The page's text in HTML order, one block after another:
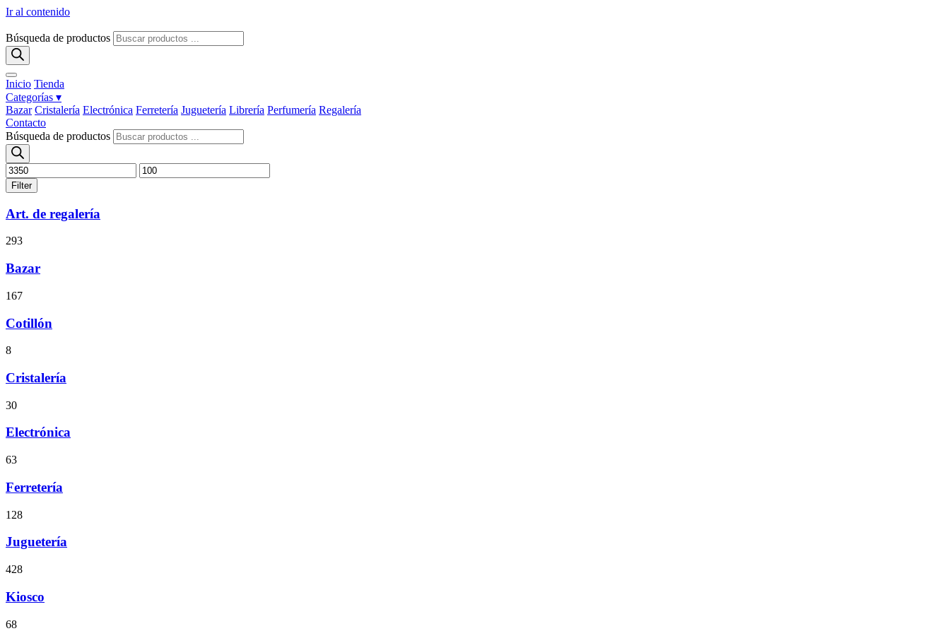
Ir al contenido
Búsqueda de productos
Inicio Tienda
Categorías ▾
Bazar Cristalería Electrónica Ferretería Juguetería Librería Perfumería Regalería
Contacto
Búsqueda de productos
Filter
Art. de regalería
293
Bazar
167
Cotillón
8
Cristalería
30
Electrónica
63
Ferretería
128
Juguetería
428
Kiosco
68